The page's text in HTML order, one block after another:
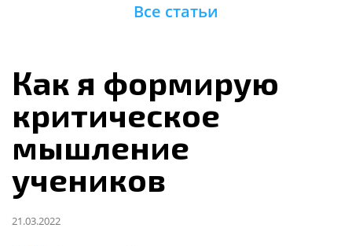
Все статьи
Как я формирую
критическое
мышление
учеников
21.03.2022